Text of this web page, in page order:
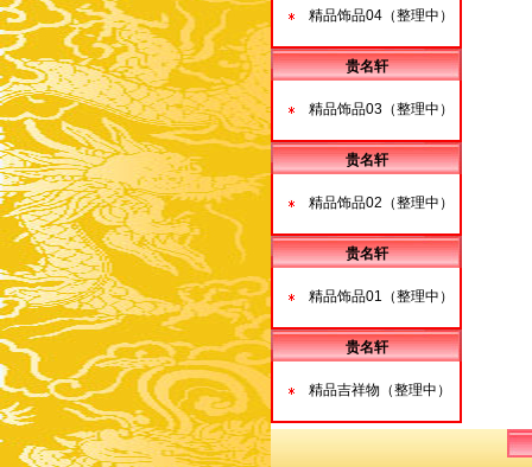
精品饰品04（整理中）
贵名轩
精品饰品03（整理中）
贵名轩
精品饰品02（整理中）
贵名轩
精品饰品01（整理中）
贵名轩
精品吉祥物（整理中）